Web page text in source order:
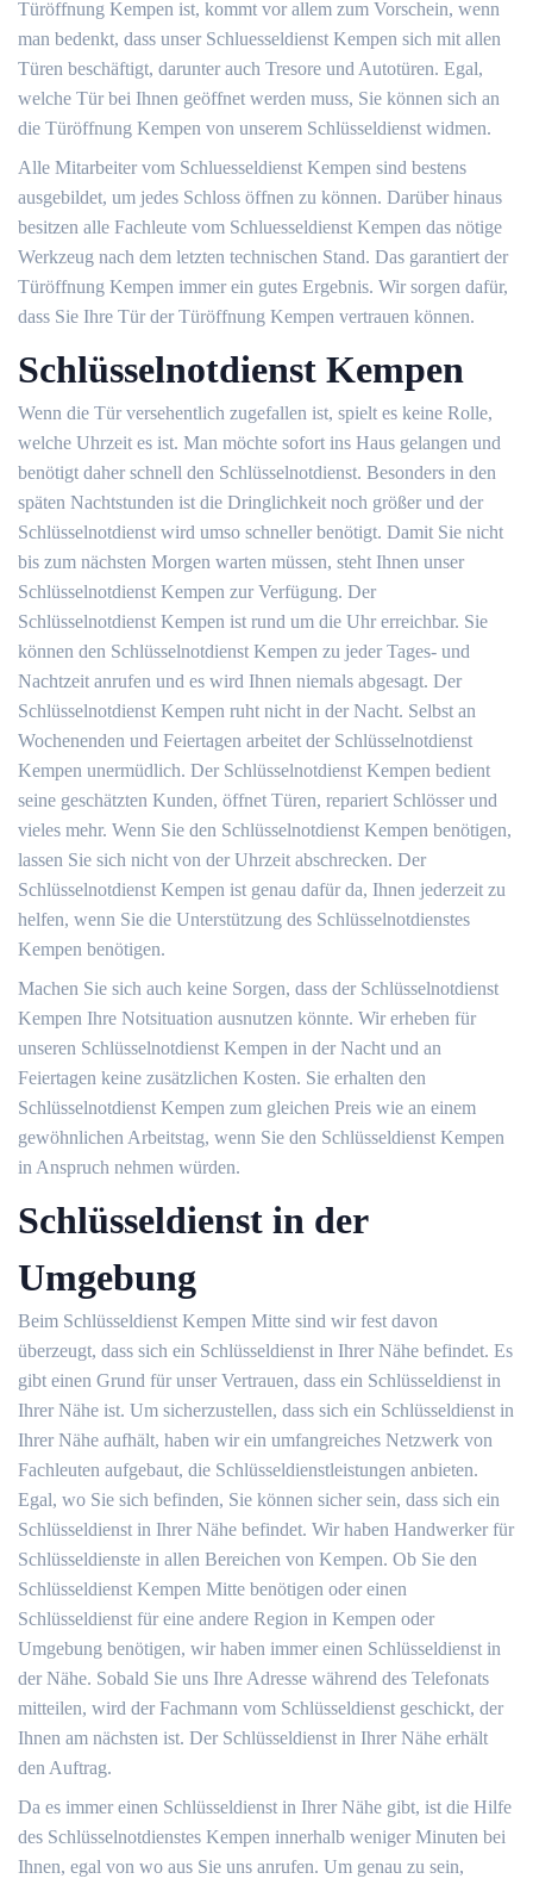
Türöffnung Kempen ist, kommt vor allem zum Vorschein, wenn
man bedenkt, dass unser Schluesseldienst Kempen sich mit allen
Türen beschäftigt, darunter auch Tresore und Autotüren. Egal,
welche Tür bei Ihnen geöffnet werden muss, Sie können sich an
die Türöffnung Kempen von unserem Schlüsseldienst widmen.
Alle Mitarbeiter vom Schluesseldienst Kempen sind bestens
ausgebildet, um jedes Schloss öffnen zu können. Darüber hinaus
besitzen alle Fachleute vom Schluesseldienst Kempen das nötige
Werkzeug nach dem letzten technischen Stand. Das garantiert der
Türöffnung Kempen immer ein gutes Ergebnis. Wir sorgen dafür,
dass Sie Ihre Tür der Türöffnung Kempen vertrauen können.
Schlüsselnotdienst Kempen
Wenn die Tür versehentlich zugefallen ist, spielt es keine Rolle,
welche Uhrzeit es ist. Man möchte sofort ins Haus gelangen und
benötigt daher schnell den Schlüsselnotdienst. Besonders in den
späten Nachtstunden ist die Dringlichkeit noch größer und der
Schlüsselnotdienst wird umso schneller benötigt. Damit Sie nicht
bis zum nächsten Morgen warten müssen, steht Ihnen unser
Schlüsselnotdienst Kempen zur Verfügung. Der
Schlüsselnotdienst Kempen ist rund um die Uhr erreichbar. Sie
können den Schlüsselnotdienst Kempen zu jeder Tages- und
Nachtzeit anrufen und es wird Ihnen niemals abgesagt. Der
Schlüsselnotdienst Kempen ruht nicht in der Nacht. Selbst an
Wochenenden und Feiertagen arbeitet der Schlüsselnotdienst
Kempen unermüdlich. Der Schlüsselnotdienst Kempen bedient
seine geschätzten Kunden, öffnet Türen, repariert Schlösser und
vieles mehr. Wenn Sie den Schlüsselnotdienst Kempen benötigen,
lassen Sie sich nicht von der Uhrzeit abschrecken. Der
Schlüsselnotdienst Kempen ist genau dafür da, Ihnen jederzeit zu
helfen, wenn Sie die Unterstützung des Schlüsselnotdienstes
Kempen benötigen.
Machen Sie sich auch keine Sorgen, dass der Schlüsselnotdienst
Kempen Ihre Notsituation ausnutzen könnte. Wir erheben für
unseren Schlüsselnotdienst Kempen in der Nacht und an
Feiertagen keine zusätzlichen Kosten. Sie erhalten den
Schlüsselnotdienst Kempen zum gleichen Preis wie an einem
gewöhnlichen Arbeitstag, wenn Sie den Schlüsseldienst Kempen
in Anspruch nehmen würden.
Schlüsseldienst in der
Umgebung
Beim Schlüsseldienst Kempen Mitte sind wir fest davon
überzeugt, dass sich ein Schlüsseldienst in Ihrer Nähe befindet. Es
gibt einen Grund für unser Vertrauen, dass ein Schlüsseldienst in
Ihrer Nähe ist. Um sicherzustellen, dass sich ein Schlüsseldienst in
Ihrer Nähe aufhält, haben wir ein umfangreiches Netzwerk von
Fachleuten aufgebaut, die Schlüsseldienstleistungen anbieten.
Egal, wo Sie sich befinden, Sie können sicher sein, dass sich ein
Schlüsseldienst in Ihrer Nähe befindet. Wir haben Handwerker für
Schlüsseldienste in allen Bereichen von Kempen. Ob Sie den
Schlüsseldienst Kempen Mitte benötigen oder einen
Schlüsseldienst für eine andere Region in Kempen oder
Umgebung benötigen, wir haben immer einen Schlüsseldienst in
der Nähe. Sobald Sie uns Ihre Adresse während des Telefonats
mitteilen, wird der Fachmann vom Schlüsseldienst geschickt, der
Ihnen am nächsten ist. Der Schlüsseldienst in Ihrer Nähe erhält
den Auftrag.
Da es immer einen Schlüsseldienst in Ihrer Nähe gibt, ist die Hilfe
des Schlüsselnotdienstes Kempen innerhalb weniger Minuten bei
Ihnen, egal von wo aus Sie uns anrufen. Um genau zu sein,